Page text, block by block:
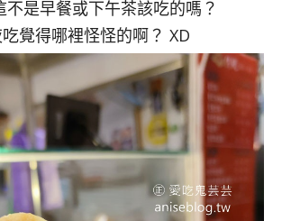
不是早餐或下午茶該吃的嗎？
覺得哪裡怪怪的啊？ XD